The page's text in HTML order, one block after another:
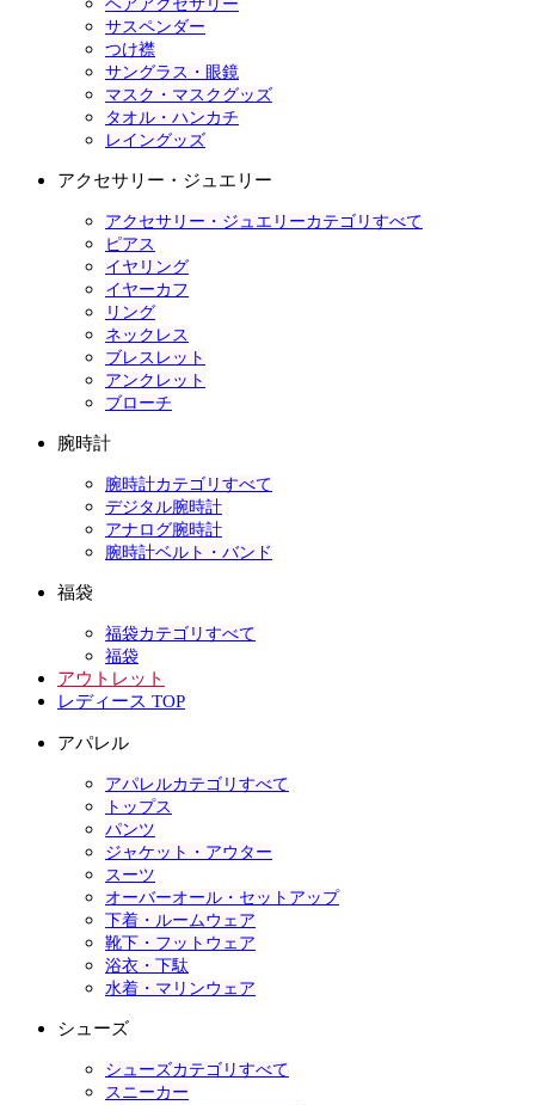
ヘアアクセサリー
サスペンダー
つけ襟
サングラス・眼鏡
マスク・マスクグッズ
タオル・ハンカチ
レイングッズ
アクセサリー・ジュエリー
アクセサリー・ジュエリーカテゴリすべて
ピアス
イヤリング
イヤーカフ
リング
ネックレス
ブレスレット
アンクレット
ブローチ
腕時計
腕時計カテゴリすべて
デジタル腕時計
アナログ腕時計
腕時計ベルト・バンド
福袋
福袋カテゴリすべて
福袋
アウトレット
レディース TOP
アパレル
アパレルカテゴリすべて
トップス
パンツ
ジャケット・アウター
スーツ
オーバーオール・セットアップ
下着・ルームウェア
靴下・フットウェア
浴衣・下駄
水着・マリンウェア
シューズ
シューズカテゴリすべて
スニーカー